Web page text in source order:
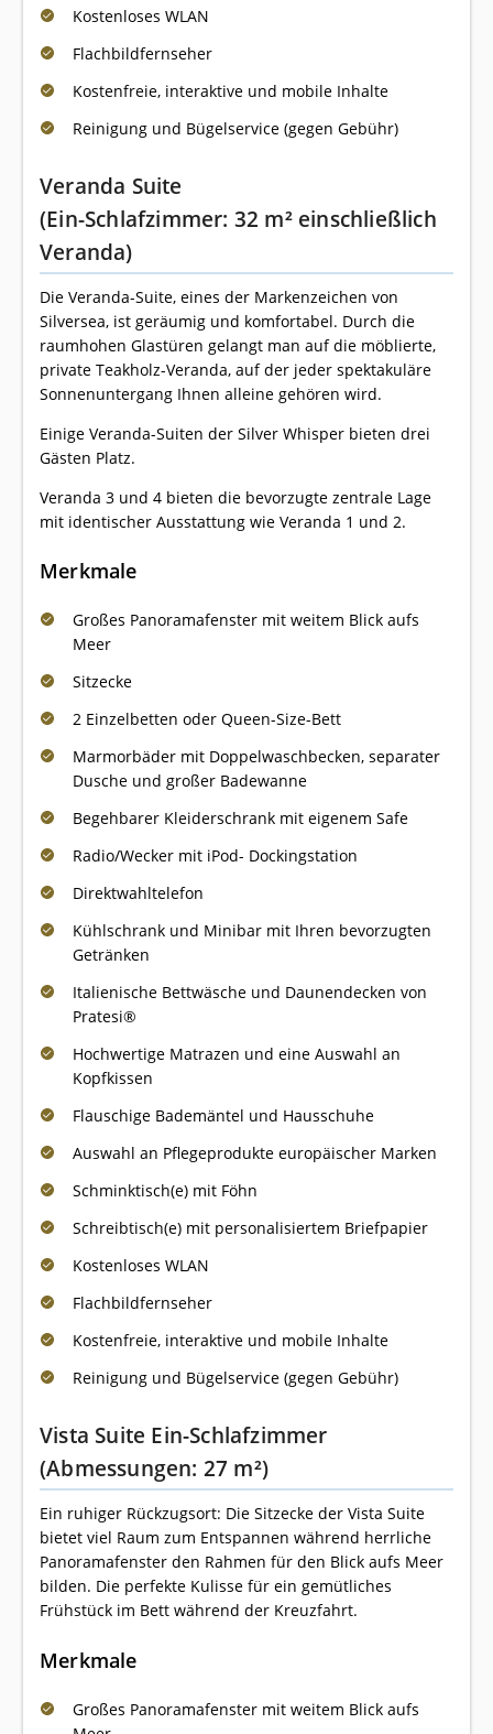
Kostenloses WLAN
Flachbildfernseher
Kostenfreie, interaktive und mobile Inhalte
Reinigung und Bügelservice (gegen Gebühr)
Veranda Suite
(Ein-Schlafzimmer: 32 m² einschließlich
Veranda)
Die Veranda-Suite, eines der Markenzeichen von
Silversea, ist geräumig und komfortabel. Durch die
raumhohen Glastüren gelangt man auf die möblierte,
private Teakholz-Veranda, auf der jeder spektakuläre
Sonnenuntergang Ihnen alleine gehören wird.
Einige Veranda-Suiten der Silver Whisper bieten drei
Gästen Platz.
Veranda 3 und 4 bieten die bevorzugte zentrale Lage
mit identischer Ausstattung wie Veranda 1 und 2.
Merkmale
Großes Panoramafenster mit weitem Blick aufs
Meer
Sitzecke
2 Einzelbetten oder Queen-Size-Bett
Marmorbäder mit Doppelwaschbecken, separater
Dusche und großer Badewanne
Begehbarer Kleiderschrank mit eigenem Safe
Radio/Wecker mit iPod- Dockingstation
Direktwahltelefon
Kühlschrank und Minibar mit Ihren bevorzugten
Getränken
Italienische Bettwäsche und Daunendecken von
Pratesi®
Hochwertige Matrazen und eine Auswahl an
Kopfkissen
Flauschige Bademäntel und Hausschuhe
Auswahl an Pflegeprodukte europäischer Marken
Schminktisch(e) mit Föhn
Schreibtisch(e) mit personalisiertem Briefpapier
Kostenloses WLAN
Flachbildfernseher
Kostenfreie, interaktive und mobile Inhalte
Reinigung und Bügelservice (gegen Gebühr)
Vista Suite Ein-Schlafzimmer
(Abmessungen: 27 m²)
Ein ruhiger Rückzugsort: Die Sitzecke der Vista Suite
bietet viel Raum zum Entspannen während herrliche
Panoramafenster den Rahmen für den Blick aufs Meer
bilden. Die perfekte Kulisse für ein gemütliches
Frühstück im Bett während der Kreuzfahrt.
Merkmale
Großes Panoramafenster mit weitem Blick aufs